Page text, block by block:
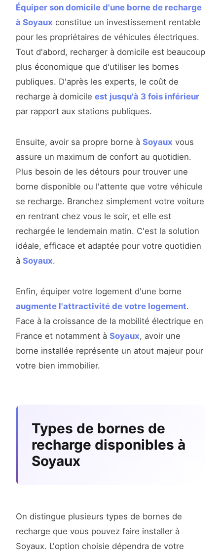
Équiper son domicile d'une borne de recharge
à Soyaux constitue un investissement rentable
pour les propriétaires de véhicules électriques.
Tout d'abord, recharger à domicile est beaucoup
plus économique que d'utiliser les bornes
publiques. D'après les experts, le coût de
recharge à domicile est jusqu'à 3 fois inférieur
par rapport aux stations publiques.
Ensuite, avoir sa propre borne à Soyaux vous
assure un maximum de confort au quotidien.
Plus besoin de les détours pour trouver une
borne disponible ou l'attente que votre véhicule
se recharge. Branchez simplement votre voiture
en rentrant chez vous le soir, et elle est
rechargée le lendemain matin. C'est la solution
idéale, efficace et adaptée pour votre quotidien
à Soyaux.
Enfin, équiper votre logement d'une borne
augmente l'attractivité de votre logement.
Face à la croissance de la mobilité électrique en
France et notamment à Soyaux, avoir une
borne installée représente un atout majeur pour
votre bien immobilier.
Types de bornes de
recharge disponibles à
Soyaux
On distingue plusieurs types de bornes de
recharge que vous pouvez faire installer à
Soyaux. L'option choisie dépendra de votre